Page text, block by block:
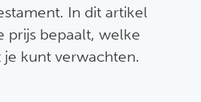
In dit artikel
prijs bepaalt, welke
kunt verwachten.